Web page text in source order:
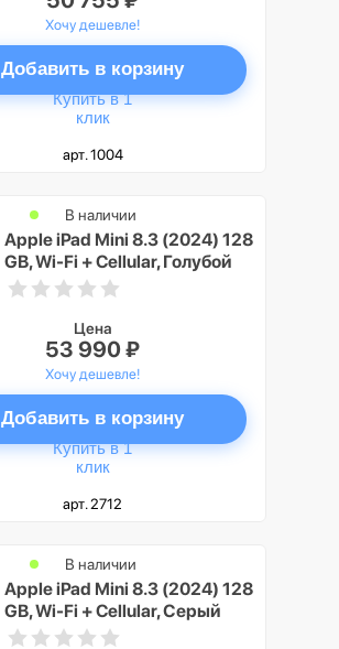
Хочу дешевле!
Добавить в корзину
Купить в 1
клик
арт. 1004
Apple iPad Mini 8.3 (2024) 128
GB, Wi-Fi + Cellular, Голубой
(Blue)
В наличии
Цена
53 990 ₽
Хочу дешевле!
Добавить в корзину
Купить в 1
клик
арт. 2712
Apple iPad Mini 8.3 (2024) 128
GB, Wi-Fi + Cellular, Серый
космос (Space Gray)
В наличии